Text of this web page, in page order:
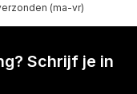
(ma-vr)
Schrijf je in